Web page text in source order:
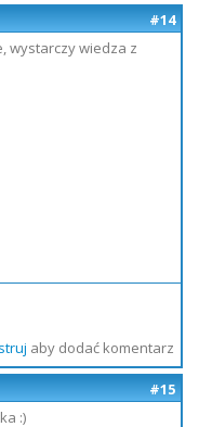
#14
wystarczy wiedza z
aby dodać komentarz
#15
:)